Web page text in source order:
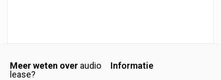
Meer weten over audio
lease?
Informatie